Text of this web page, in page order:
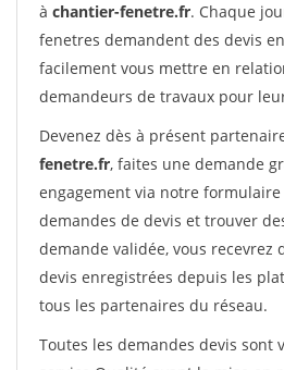
à chantier-fenetre.fr. Chaque
fenetres demandent des devis
facilement vous mettre en
demandeurs de travaux pour
Devenez dès à présent
fenetre.fr, faites une demande
engagement via notre
demandes de devis et trouver
demande validée, vous recevrez
devis enregistrées depuis les
tous les partenaires du réseau.
Toutes les demandes devis sont